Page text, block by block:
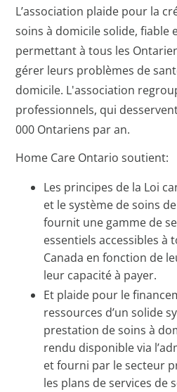
L’association plaide pour la
soins à domicile solide, fiable
permettant à tous les
gérer leurs problèmes de
domicile. L'association
professionnels, qui
000 Ontariens par an.
Home Care Ontario soutient:
Les principes de la Loi
et le système de soins
fournit une gamme de
essentiels accessibles à
Canada en fonction de
leur capacité à payer.
Et plaide pour le
ressources d’un solide
prestation de soins à
rendu disponible via
et fourni par le secteur
les plans de services de